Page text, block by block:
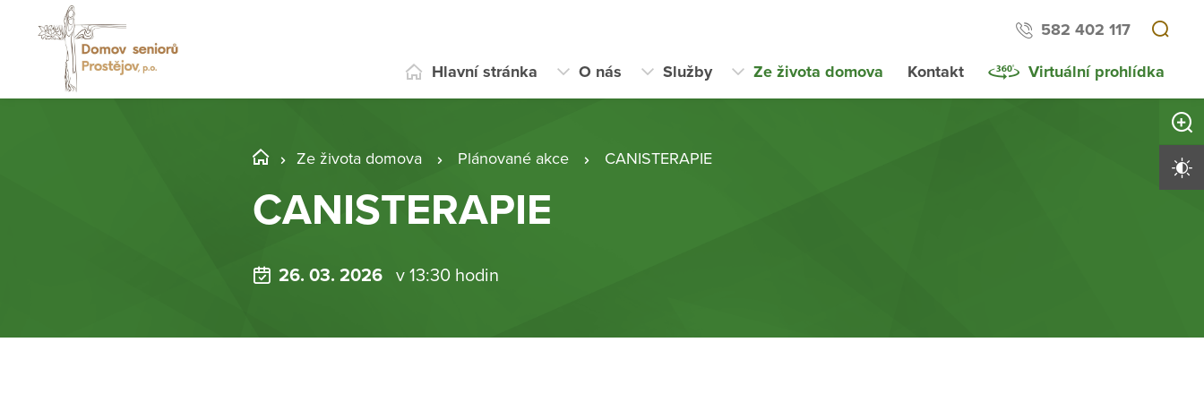
582 402 117
Hlavní stránka O nás Služby Ze života domova Kontakt Virtuální prohlídka
Ze života domova Plánované akce CANISTERAPIE
CANISTERAPIE
26. 03. 2026 v 13:30 hodin